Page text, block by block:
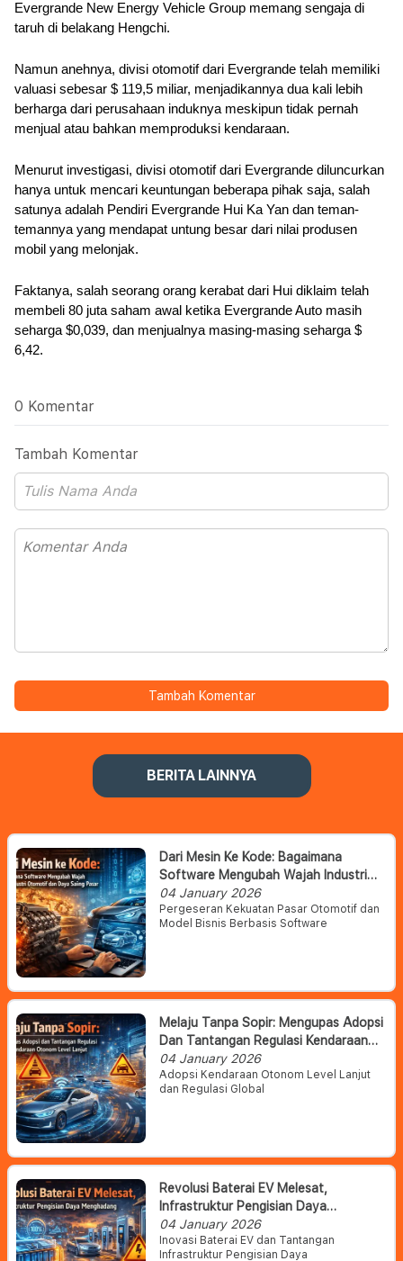
Evergrande New Energy Vehicle Group memang sengaja di
taruh di belakang Hengchi.
Namun anehnya, divisi otomotif dari Evergrande telah memiliki
valuasi sebesar $ 119,5 miliar, menjadikannya dua kali lebih
berharga dari perusahaan induknya meskipun tidak pernah
menjual atau bahkan memproduksi kendaraan.
Menurut investigasi, divisi otomotif dari Evergrande diluncurkan
hanya untuk mencari keuntungan beberapa pihak saja, salah
satunya adalah Pendiri Evergrande Hui Ka Yan dan teman-
temannya yang mendapat untung besar dari nilai produsen
mobil yang melonjak.
Faktanya, salah seorang orang kerabat dari Hui diklaim telah
membeli 80 juta saham awal ketika Evergrande Auto masih
seharga $0,039, dan menjualnya masing-masing seharga $
6,42.
0 Komentar
Tambah Komentar
Tambah Komentar
BERITA LAINNYA
Dari Mesin Ke Kode: Bagaimana
Software Mengubah Wajah Industri
Otomotif Dan Daya Saing Pasar
04 January 2026
Pergeseran Kekuatan Pasar Otomotif dan
Model Bisnis Berbasis Software
Melaju Tanpa Sopir: Mengupas Adopsi
Dan Tantangan Regulasi Kendaraan
Otonom Level Lanjut
04 January 2026
Adopsi Kendaraan Otonom Level Lanjut
dan Regulasi Global
Revolusi Baterai EV Melesat,
Infrastruktur Pengisian Daya
Menghadang
04 January 2026
Inovasi Baterai EV dan Tantangan
Infrastruktur Pengisian Daya